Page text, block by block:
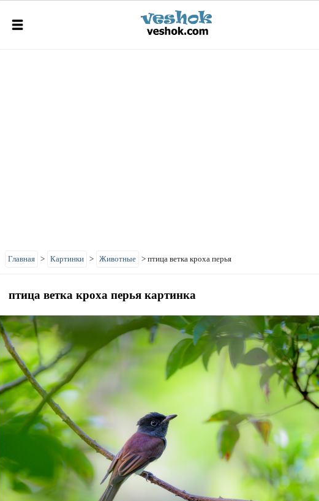
Главная > Картинки > Животные > птица ветка кроха перья
птица ветка кроха перья картинка